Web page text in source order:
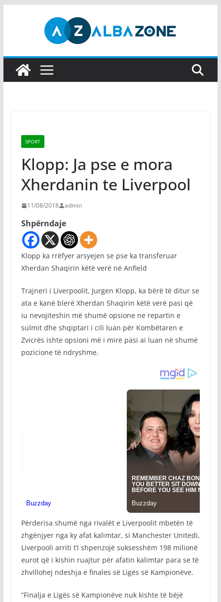
SPORT
Klopp: Ja pse e mora
Xherdanin te Liverpool
11/08/2018 admin
Shpërndaje
Klopp ka rrëfyer arsyejen se pse ka transferuar
Xherdan Shaqirin këtë verë në Anfield
Trajneri i Liverpoolit, Jurgen Klopp, ka bërë të ditur se
ata e kanë blerë Xherdan Shaqirin këtë verë pasi që
iu nevojiteshin më shumë opsione ne repartin e
sulmit dhe shqiptari i cili luan për Kombëtaren e
Zvicrës ishte opsioni më i mirë pasi ai luan në shumë
pozicione të ndryshme.
Përderisa shumë nga rivalët e Liverpoolit mbetën të
zhgënjyer nga ky afat kalimtar, si Manchester Unitedi,
Liverpooli arriti t’i shpenzojë suksesshëm 198 milionë
eurot që i kishin ruajtur për afatin kalimtar para se të
zhvillohej ndeshja e finales së Ligës së Kampionëve.
“Finalja e Ligës së Kampionëve nuk kishte të bëjë